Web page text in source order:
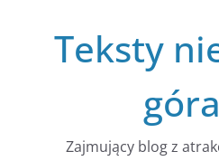
Teksty
Zajmujący blog z